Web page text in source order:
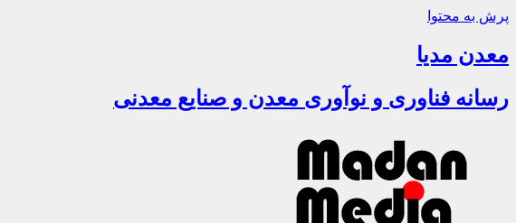
پرش به محتوا
معدن مدیا
رسانه فناوری و نوآوری معدن و صنایع معدنی